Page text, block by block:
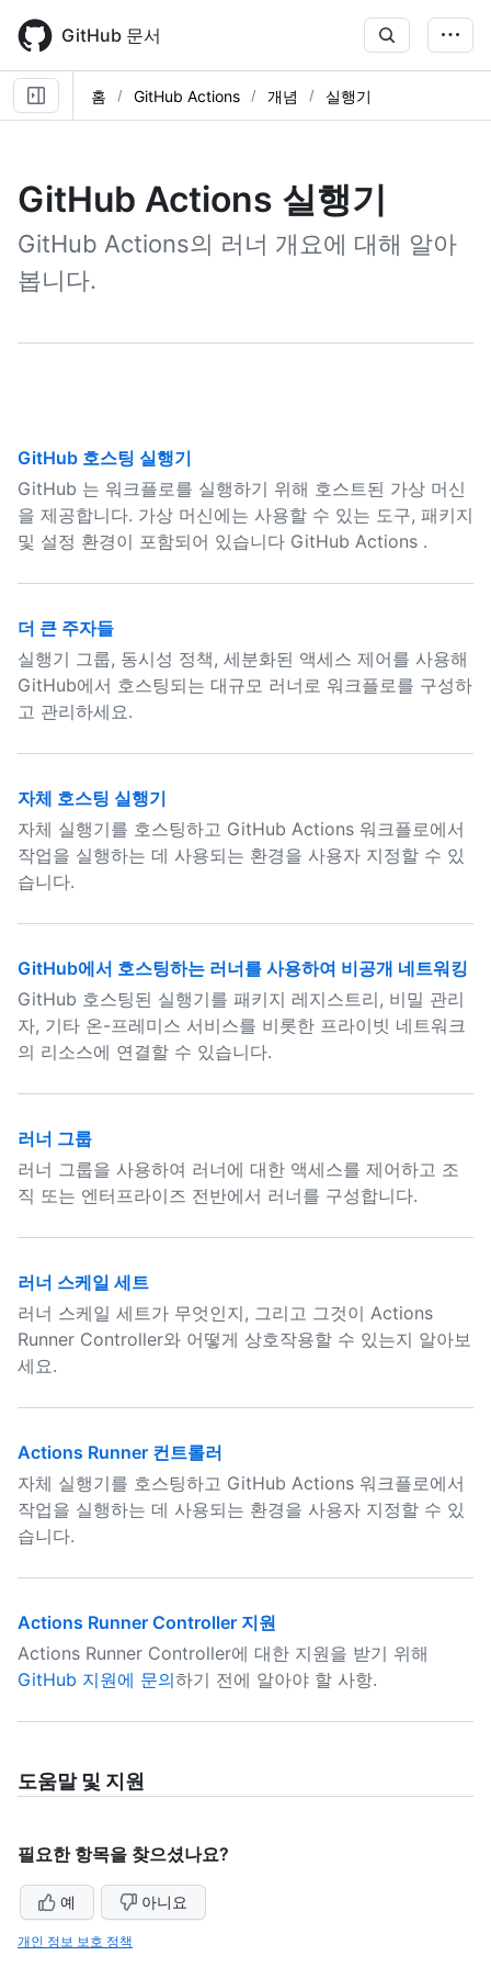
main
content
GitHub 문서
홈 GitHub Actions 개념 실행기
GitHub Actions 실행기
GitHub Actions의 러너 개요에 대해 알아
봅니다.
GitHub 호스팅 실행기
GitHub 는 워크플로를 실행하기 위해 호스트된 가상 머신
을 제공합니다. 가상 머신에는 사용할 수 있는 도구, 패키지
및 설정 환경이 포함되어 있습니다 GitHub Actions .
더 큰 주자들
실행기 그룹, 동시성 정책, 세분화된 액세스 제어를 사용해
GitHub에서 호스팅되는 대규모 러너로 워크플로를 구성하
고 관리하세요.
자체 호스팅 실행기
자체 실행기를 호스팅하고 GitHub Actions 워크플로에서
작업을 실행하는 데 사용되는 환경을 사용자 지정할 수 있
습니다.
GitHub에서 호스팅하는 러너를 사용하여 비공개 네트워킹
GitHub 호스팅된 실행기를 패키지 레지스트리, 비밀 관리
자, 기타 온-프레미스 서비스를 비롯한 프라이빗 네트워크
의 리소스에 연결할 수 있습니다.
러너 그룹
러너 그룹을 사용하여 러너에 대한 액세스를 제어하고 조
직 또는 엔터프라이즈 전반에서 러너를 구성합니다.
러너 스케일 세트
러너 스케일 세트가 무엇인지, 그리고 그것이 Actions
Runner Controller와 어떻게 상호작용할 수 있는지 알아보
세요.
Actions Runner 컨트롤러
자체 실행기를 호스팅하고 GitHub Actions 워크플로에서
작업을 실행하는 데 사용되는 환경을 사용자 지정할 수 있
습니다.
Actions Runner Controller 지원
Actions Runner Controller에 대한 지원을 받기 위해
GitHub 지원에 문의하기 전에 알아야 할 사항.
도움말 및 지원
필요한 항목을 찾으셨나요?
예 아니요
개인 정보 보호 정책